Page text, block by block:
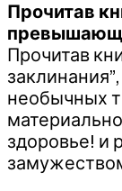
Прочитав
Прочитав
необычных
здоровье! и